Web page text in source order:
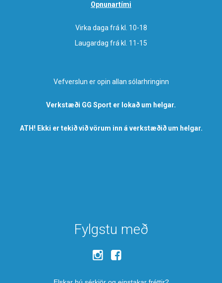
Opnunartími
Virka daga frá kl. 10-18
Laugardag frá kl. 11-15
Vefverslun er opin allan sólarhringinn
Verkstæði GG Sport er lokað um helgar.
ATH! Ekki er tekið við vörum inn á verkstæðið um helgar.
Fylgstu með